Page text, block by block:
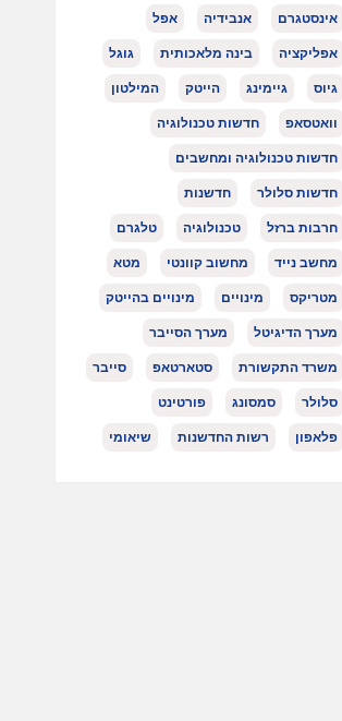
אינסטגרם אנבידיה אפל
אפליקציה בינה מלאכותית גוגל
גיוס גיימינג הייטק המילטון
וואטסאפ חדשות טכנולוגיה
חדשות טכנולוגיה ומחשבים
חדשות סלולר חדשנות
חרבות ברזל טכנולוגיה טלגרם
מחשב נייד מחשוב קוונטי מטא
מטריקס מינויים מינויים בהייטק
מערך הדיגיטל מערך הסייבר
משרד התקשורת סטארטאפ סייבר
סלולר סמסונג פורטינט
פלאפון רשות החדשנות שיאומי